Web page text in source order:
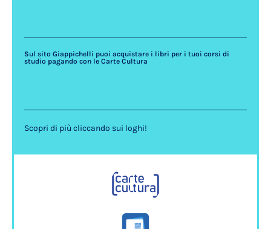
Sul sito Giappichelli puoi acquistare i libri per i tuoi corsi di
studio pagando con le Carte Cultura
Scopri di più cliccando sui loghi!